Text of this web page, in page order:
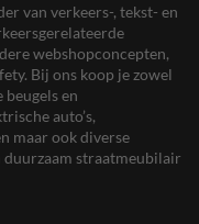
van verkeers-, tekst- en
webshopconcepten,
Bij ons koop je zowel
en
auto’s,
maar ook diverse
straatmeubilair